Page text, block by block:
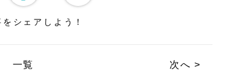
シェアしよう！
一覧 次へ >